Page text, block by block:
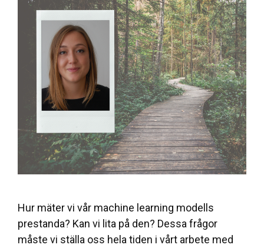
Hur mäter vi vår machine learning modells
prestanda? Kan vi lita på den? Dessa frågor
måste vi ställa oss hela tiden i vårt arbete med